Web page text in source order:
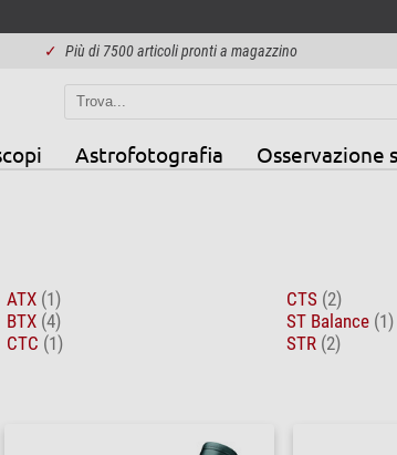
✓ Più di 7500 articoli pronti a magazzino
Astrofotografia Osservazione
ATX (1)
BTX (4)
CTC (1)
CTS (2)
ST Balance (1)
STR (2)